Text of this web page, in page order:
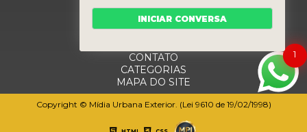
HOME
QUEM SOMOS
CONTATO
CATEGORIAS
MAPA DO SITE
Copyright © Mídia Urbana Exterior. (Lei 9610 de 19/02/1998)
1
INICIAR CONVERSA